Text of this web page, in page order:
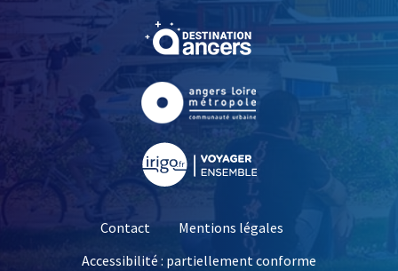
, Ouvre une nouvelle
, Ouvre une nouvelle
Contact
Mentions légales
Accessibilité : partiellement conforme